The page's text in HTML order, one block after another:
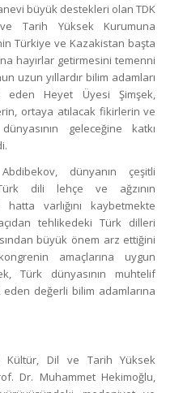
büyük destekleri olan TDK
Tarih Yüksek Kurumuna
Türkiye ve Kazakistan başta
hayırlar getirmesini temenni
uzun yıllardır bilim adamları
eden Heyet Üyesi Şimşek,
ortaya atılacak fikirlerin ve
geleceğine katkı
dünyanın çeşitli
dili lehçe ve ağzının
varlığını kaybetmekte
tehlikedeki Türk dilleri
büyük önem arz ettiğini
amaçlarına uygun
Türk dünyasının muhtelif
değerli bilim adamlarına
Kültür, Dil ve Tarih Yüksek
Dr. Muhammet Hekimoğlu,